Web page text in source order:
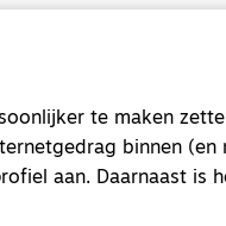
te maken
binnen
aan. Daarnaast